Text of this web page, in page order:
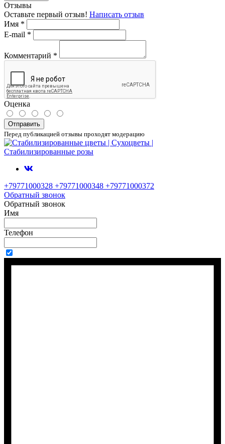
Отзывы
Оставьте первый отзыв! Написать отзыв
Имя *
E-mail *
Комментарий *
Оценка
Отправить
Перед публикацией отзывы проходят модерацию
+79771000328 +79771000348 +79771000372
Обратный звонок
Обратный звонок
Имя
Телефон